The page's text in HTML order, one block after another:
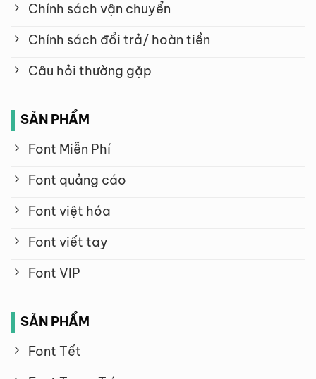
Chính sách vận chuyển
Chính sách đổi trả/ hoàn tiền
Câu hỏi thường gặp
SẢN PHẨM
Font Miễn Phí
Font quảng cáo
Font việt hóa
Font viết tay
Font VIP
SẢN PHẨM
Font Tết